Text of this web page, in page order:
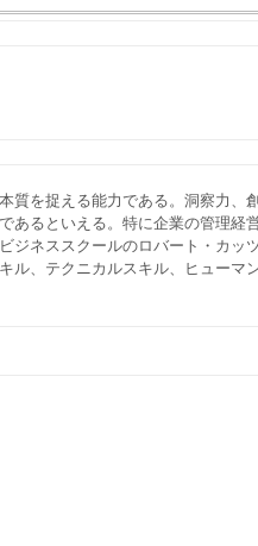
質を捉える能力である。洞察力、
あるといえる。特に企業の管理経
ジネススクールのロバート・カッ
ル、テクニカルスキル、ヒューマ